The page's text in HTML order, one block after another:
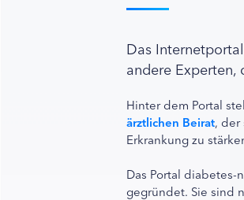
Das
andere
Hinter dem Portal
ärztlichen Beirat, der
Erkrankung zu
Das Portal
gegründet. Sie sind